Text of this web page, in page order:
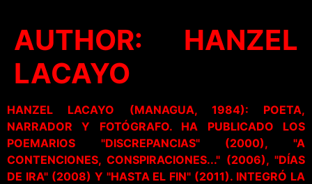
AUTHOR: HANZEL
LACAYO
HANZEL LACAYO (MANAGUA, 1984): POETA,
NARRADOR Y FOTÓGRAFO. HA PUBLICADO LOS
POEMARIOS "DISCREPANCIAS" (2000), "A
CONTENCIONES, CONSPIRACIONES..." (2006), "DÍAS
DE IRA" (2008) Y "HASTA EL FIN" (2011). INTEGRÓ LA